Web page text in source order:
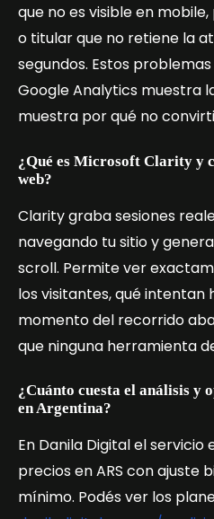
que no es visible en
o titular que no retiene la
segundos. Estos
Google Analytics muestra
muestra por qué no
¿Qué es Microsoft Clarity y
web?
Clarity graba sesiones
navegando tu sitio y
scroll. Permite ver
los visitantes, qué intentan
momento del recorrido
que ninguna herramienta
¿Cuánto cuesta el análisis y
en Argentina?
En Danila Digital el
precios en ARS con ajuste
mínimo. Podés ver los